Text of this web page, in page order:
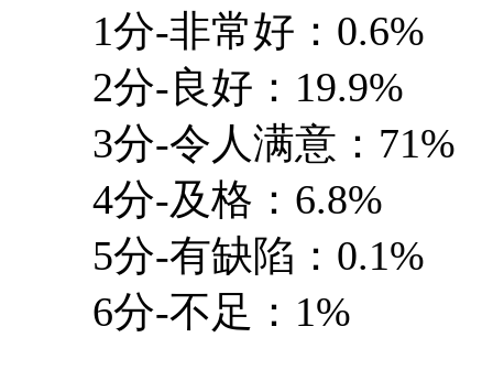
1分-非常好：0.6%
2分-良好：19.9%
3分-令人满意：71%
4分-及格：6.8%
5分-有缺陷：0.1%
6分-不足：1%